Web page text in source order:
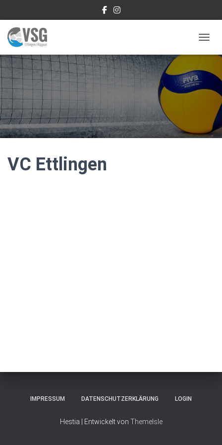
VC Ettlingen
IMPRESSUM DATENSCHUTZERKLÄRUNG LOGIN
Hestia | Entwickelt von ThemeIsle